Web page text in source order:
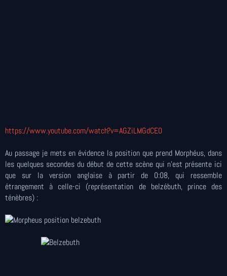
https://www.youtube.com/watch?v=AGZiLMGdCE0
Au passage je mets en évidence la position que prend Morphéus, dans
les quelques secondes du début de cette scène qui n'est présente ici
que sur la version anglaise à partir de 0:08, qui ressemble
étrangement à celle-ci (représentation de belzébuth, prince des
ténèbres) :